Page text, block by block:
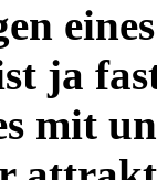
ja
mit